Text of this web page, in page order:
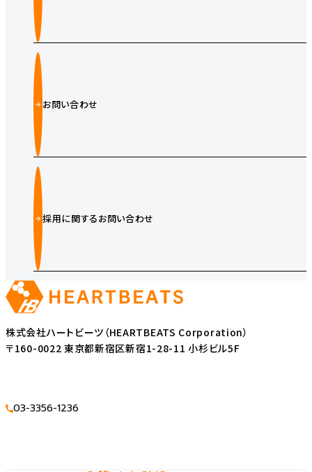
お問い合わせ
採用に関するお問い合わせ
株式会社ハートビーツ（HEARTBEATS Corporation）
〒160-0022 東京都新宿区新宿1-28-11 小杉ビル5F
03-3356-1236